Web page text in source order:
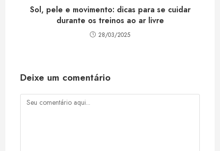
Sol, pele e movimento: dicas para se cuidar
durante os treinos ao ar livre
28/03/2025
Deixe um comentário
Comentário